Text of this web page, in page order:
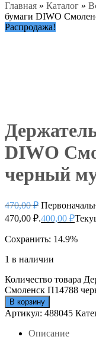
Главная » Каталог »
бумаги DIWO
Распродажа!
DIWO
черный
470,00₽
470,00 ₽.400,00 ₽
Сохранить: 14.9%
1 в наличии
Количество товара
Смоленск П14788
В корзину
Артикул: 488045
Описание